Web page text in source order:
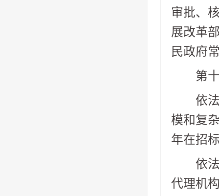
审批、
展改革
民政府
第十
依法
模和复
年在招
依法
代理机